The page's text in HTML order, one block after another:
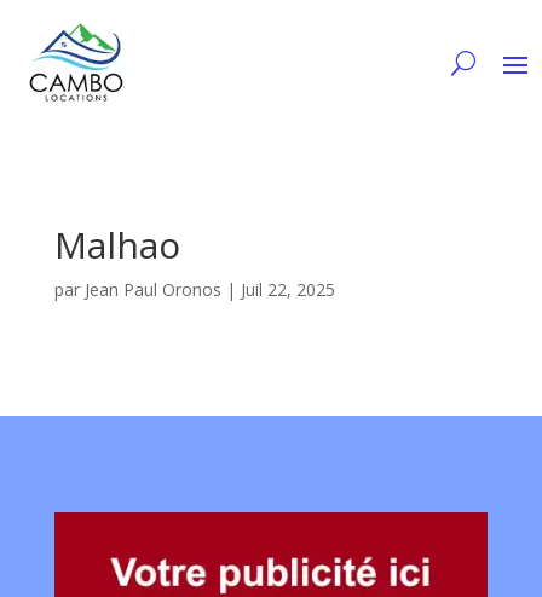
Malhao
par Jean Paul Oronos | Juil 22, 2025